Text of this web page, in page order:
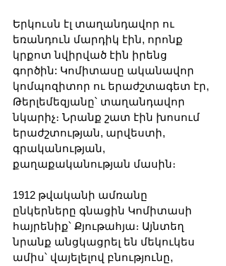
Երկուսն էլ տաղանդավոր ու
եռանդուն մարդիկ էին, որոնք
կրքոտ նվիրված էին իրենց
գործին: Կոմիտասը ականավոր
կոմպոզիտոր ու երաժշտագետ էր,
Թերլեմեզյանը՝ տաղանդավոր
նկարիչ։ Նրանք շատ էին խոսում
երաժշտության, արվեստի,
գրականության,
քաղաքականության մասին։
1912 թվականի ամռանը
ընկերները գնացին Կոմիտասի
հայրենիք՝ Քյութահյա։ Այնտեղ
նրանք անցկացրել են մեկուկես
ամիս՝ վայելելով բնությունը,